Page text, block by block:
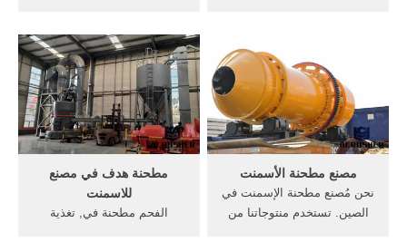
مصنع للاسمنت. Get Price >>
الانتصاب من الفحم مطحنة في
مصنع للاسمنت سحق الشركات
مصنع في ولاية طن نظام الكرة
مطحنة اقرأ أكثر >>
والتي توفر 99%، و1%، و1%
من صيانة مصنع للاسمنت ،
على التوالي.منتجات ؕيانة مصنع
للاسمنت هي الأكثر شيوعًا في
Africa، وSoutheast Asia،
وMid East.
مطحنة هدف في مصنع
للاسمنت
الفحم مطحنة في, تغذية
مصنع مطحنة الأسمنت
نحن مُصنع مطحنة الإسمنت في
الصين. تستخدم منتوجاتنا من